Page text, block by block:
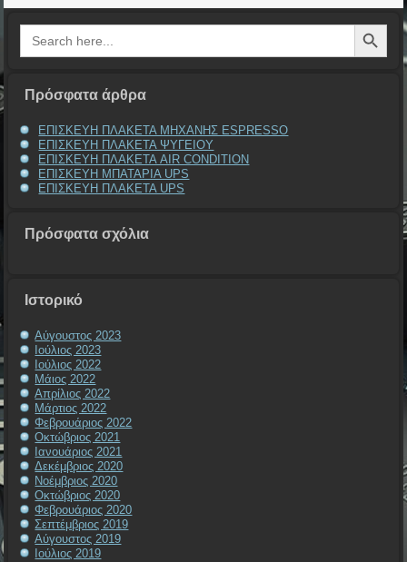
Search
for:
Search Button
Πρόσφατα άρθρα
ΕΠΙΣΚΕΥΗ ΠΛΑΚΕΤΑ ΜΗΧΑΝΗΣ ESPRESSO
ΕΠΙΣΚΕΥΗ ΠΛΑΚΕΤΑ ΨΥΓΕΙΟΥ
ΕΠΙΣΚΕΥΗ ΠΛΑΚΕΤΑ AIR CONDITION
ΕΠΙΣΚΕΥΗ ΜΠΑΤΑΡΙΑ UPS
ΕΠΙΣΚΕΥΗ ΠΛΑΚΕΤΑ UPS
Πρόσφατα σχόλια
Ιστορικό
Αύγουστος 2023
Ιούλιος 2023
Ιούλιος 2022
Μάιος 2022
Απρίλιος 2022
Μάρτιος 2022
Φεβρουάριος 2022
Οκτώβριος 2021
Ιανουάριος 2021
Δεκέμβριος 2020
Νοέμβριος 2020
Οκτώβριος 2020
Φεβρουάριος 2020
Σεπτέμβριος 2019
Αύγουστος 2019
Ιούλιος 2019